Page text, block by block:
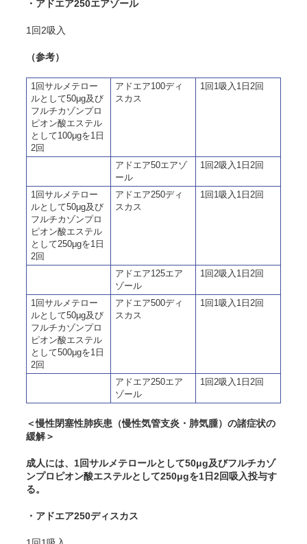
・アドエア250エアゾール
1回2吸入
（参考）
1回サルメテロー
ルとして50μg及び
フルチカゾンプロ
ピオン酸エステル
として100μgを1日
2回
アドエア100ディ
スカス
1回1吸入1日2回
アドエア50エアゾ
ール
1回2吸入1日2回
1回サルメテロー
ルとして50μg及び
フルチカゾンプロ
ピオン酸エステル
として250μgを1日
2回
アドエア250ディ
スカス
1回1吸入1日2回
アドエア125エア
ゾール
1回2吸入1日2回
1回サルメテロー
ルとして50μg及び
フルチカゾンプロ
ピオン酸エステル
として500μgを1日
2回
アドエア500ディ
スカス
1回1吸入1日2回
アドエア250エア
ゾール
1回2吸入1日2回
＜慢性閉塞性肺疾患（慢性気管支炎・肺気腫）の諸症状の
緩解＞
成人には、1回サルメテロールとして50μg及びフルチカゾ
ンプロピオン酸エステルとして250μgを1日2回吸入投与す
る。
・アドエア250ディスカス